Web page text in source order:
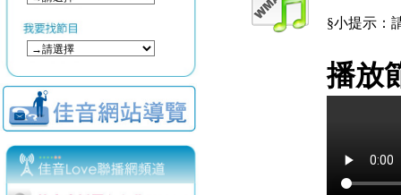
§小提示：
播放